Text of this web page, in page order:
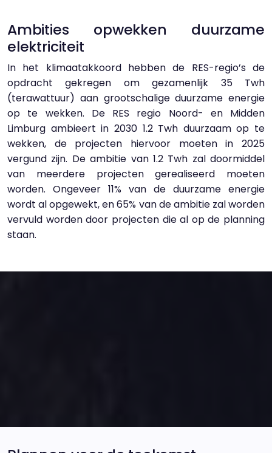
Ambities opwekken duurzame
elektriciteit
In het klimaatakkoord hebben de RES-regio’s de
opdracht gekregen om gezamenlijk 35 Twh
(terawattuur) aan grootschalige duurzame energie
op te wekken. De RES regio Noord- en Midden
Limburg ambieert in 2030 1.2 Twh duurzaam op te
wekken, de projecten hiervoor moeten in 2025
vergund zijn. De ambitie van 1.2 Twh zal doormiddel
van meerdere projecten gerealiseerd moeten
worden. Ongeveer 11% van de duurzame energie
wordt al opgewekt, en 65% van de ambitie zal worden
vervuld worden door projecten die al op de planning
staan.